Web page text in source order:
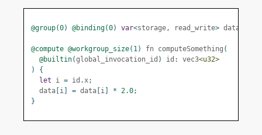
@group(0) @binding(0) var<storage, read_write> data
@compute @workgroup_size( 1) fn computeSomething (
@builtin(global_invocation_id ) id : vec3<u32>
)
{
let i = id .x;
  data
i = data i * 2.0;
}